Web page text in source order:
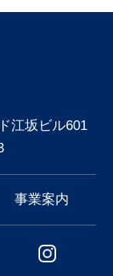
江坂ビル601
事業案内